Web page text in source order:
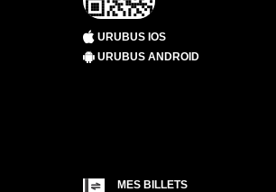
URUBUS IOS
URUBUS ANDROID
MES BILLETS